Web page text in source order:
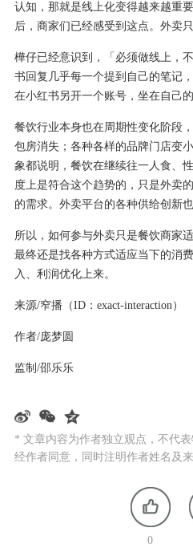
认知，那就是线上化变得越来越重
后，商家们已经感受到这点。外卖
樺仔已经意识到，「必须做线上，
书回复几乎每一个提到自己的笔记
在小红书另开一个账号，坐在自己
餐饮行业本身也在周期性变化阶段
包房消失；各种各样的品牌门店变
象都说明，餐饮在继续往一人食、
度上是符合这个趋势的，只是外卖
的需求。外卖平台的各种供给创新
所以，如何参与外卖只是餐饮商家
最终还是找各种方式适应当下的消
入、利润优化上来。
来源/窄播（ID：exact-interaction）
作者/庞梦圆
监制/邵乐乐
* 文章内容为作者独立观点，不代
经作者同意，同时注明作者姓名及来
0